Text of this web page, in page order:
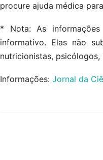
procure ajuda médica
* Nota: As
informativo. Elas não
nutricionistas,
Informações: Jornal da